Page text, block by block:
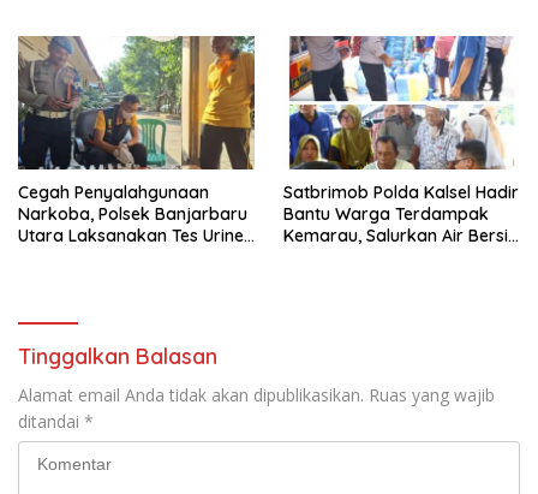
Cegah Penyalahgunaan
Narkoba, Polsek Banjarbaru
Utara Laksanakan Tes Urine
Satbrimob Polda Kalsel Hadir
Bantu Warga Terdampak
Kemarau, Salurkan Air Bersih
Tinggalkan Balasan
Alamat email Anda tidak akan dipublikasikan. Ruas yang wajib
ditandai *